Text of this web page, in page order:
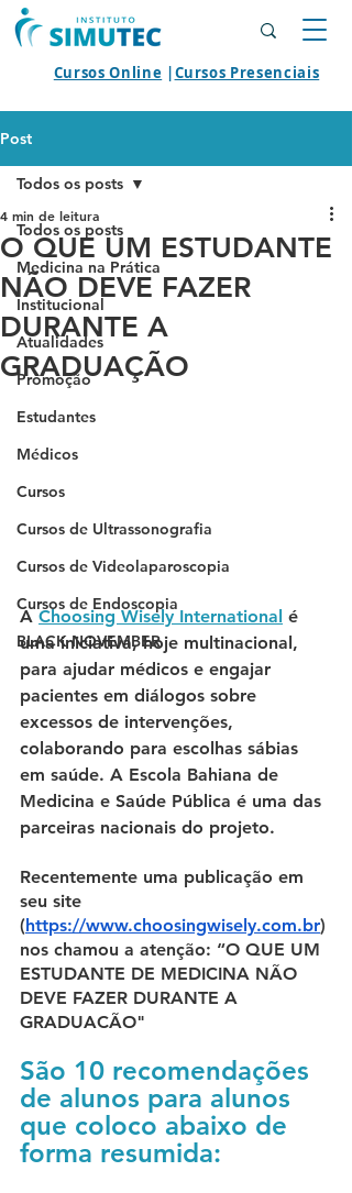
Cursos Online |Cursos Presenciais
Post
Todos os posts
Medicina na Prática
Institucional
Atualidades
Promoção
Estudantes
Médicos
Cursos
Cursos de Ultrassonografia
Cursos de Videolaparoscopia
Cursos de Endoscopia
BLACK NOVEMBER
Todos os posts
O QUE UM ESTUDANTE
NÃO DEVE FAZER
DURANTE A
GRADUAÇÃO
4 min de leitura
A Choosing Wisely International é
uma iniciativa, hoje multinacional,
para ajudar médicos e engajar
pacientes em diálogos sobre
excessos de intervenções,
colaborando para escolhas sábias
em saúde. A Escola Bahiana de
Medicina e Saúde Pública é uma das
parceiras nacionais do projeto.
Recentemente uma publicação em
seu site
(https://www.choosingwisely.com.br)
nos chamou a atenção: “O QUE UM
ESTUDANTE DE MEDICINA NÃO
DEVE FAZER DURANTE A
GRADUACÃO"
São 10 recomendações
de alunos para alunos
que coloco abaixo de
forma resumida: